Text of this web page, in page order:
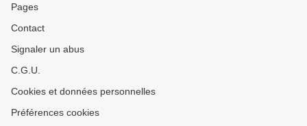
Pages
Contact
Signaler un abus
C.G.U.
Cookies et données personnelles
Préférences cookies